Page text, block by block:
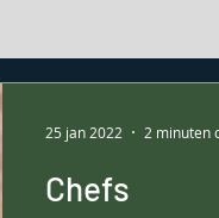
Chefs
25 jan 2022 2 minuten